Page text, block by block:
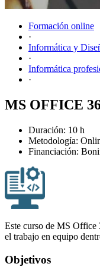
Formación online
·
Informática y
·
Informática
·
MS OFFICE
Duración: 10 h
Metodología:
Financiación:
Este curso de MS Office
el trabajo en equipo
Objetivos